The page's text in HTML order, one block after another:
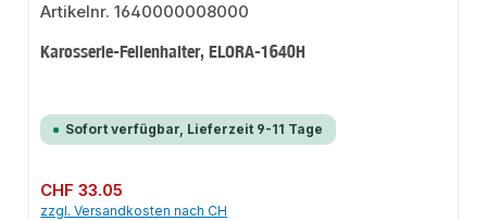
Karosserie-Feilenhalter, ELORA-1640H
Sofort verfügbar, Lieferzeit 9-11 Tage
Regulärer Preis:
CHF 33.05
zzgl. Versandkosten nach CH